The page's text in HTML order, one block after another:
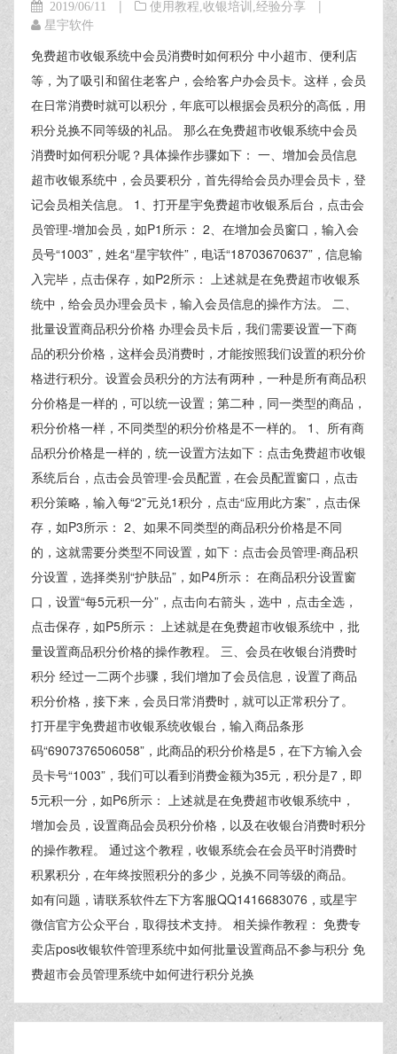
2019/06/11 | 使用教程 收银培训 经验分享 |
星宇软件
免费超市收银系统中会员消费时如何积分 中小超市、便利店
等，为了吸引和留住老客户，会给客户办会员卡。这样，会员
在日常消费时就可以积分，年底可以根据会员积分的高低，用
积分兑换不同等级的礼品。 那么在免费超市收银系统中会员
消费时如何积分呢？具体操作步骤如下： 一、增加会员信息
超市收银系统中，会员要积分，首先得给会员办理会员卡，登
记会员相关信息。 1、打开星宇免费超市收银系后台，点击会
员管理-增加会员，如P1所示： 2、在增加会员窗口，输入会
员号“1003”，姓名“星宇软件”，电话“18703670637”，信息输
入完毕，点击保存，如P2所示： 上述就是在免费超市收银系
统中，给会员办理会员卡，输入会员信息的操作方法。 二、
批量设置商品积分价格 办理会员卡后，我们需要设置一下商
品的积分价格，这样会员消费时，才能按照我们设置的积分价
格进行积分。设置会员积分的方法有两种，一种是所有商品积
分价格是一样的，可以统一设置；第二种，同一类型的商品，
积分价格一样，不同类型的积分价格是不一样的。 1、所有商
品积分价格是一样的，统一设置方法如下：点击免费超市收银
系统后台，点击会员管理-会员配置，在会员配置窗口，点击
积分策略，输入每“2”元兑1积分，点击“应用此方案”，点击保
存，如P3所示： 2、如果不同类型的商品积分价格是不同
的，这就需要分类型不同设置，如下：点击会员管理-商品积
分设置，选择类别“护肤品”，如P4所示： 在商品积分设置窗
口，设置“每5元积一分”，点击向右箭头，选中，点击全选，
点击保存，如P5所示： 上述就是在免费超市收银系统中，批
量设置商品积分价格的操作教程。 三、会员在收银台消费时
积分 经过一二两个步骤，我们增加了会员信息，设置了商品
积分价格，接下来，会员日常消费时，就可以正常积分了。
打开星宇免费超市收银系统收银台，输入商品条形
码“6907376506058”，此商品的积分价格是5，在下方输入会
员卡号“1003”，我们可以看到消费金额为35元，积分是7，即
5元积一分，如P6所示： 上述就是在免费超市收银系统中，
增加会员，设置商品会员积分价格，以及在收银台消费时积分
的操作教程。 通过这个教程，收银系统会在会员平时消费时
积累积分，在年终按照积分的多少，兑换不同等级的商品。
如有问题，请联系软件左下方客服QQ1416683076，或星宇
微信官方公众平台，取得技术支持。 相关操作教程： 免费专
卖店pos收银软件管理系统中如何批量设置商品不参与积分 免
费超市会员管理系统中如何进行积分兑换